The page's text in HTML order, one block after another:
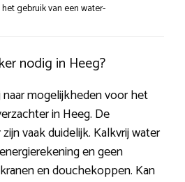
gebruik van een water-
nodig in Heeg?
mogelijkheden voor het
in Heeg. De
vaak duidelijk. Kalkvrij water
en geen
en douchekoppen. Kan